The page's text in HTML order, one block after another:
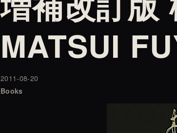
MATSUI
2011-08-20
Books